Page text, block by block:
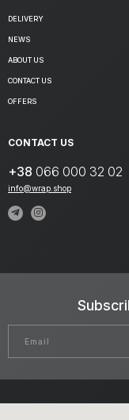
DELIVERY
NEWS
ABOUT US
CONTACT US
OFFERS
CONTACT US
+38 066 000 32 02
info@wrap.shop